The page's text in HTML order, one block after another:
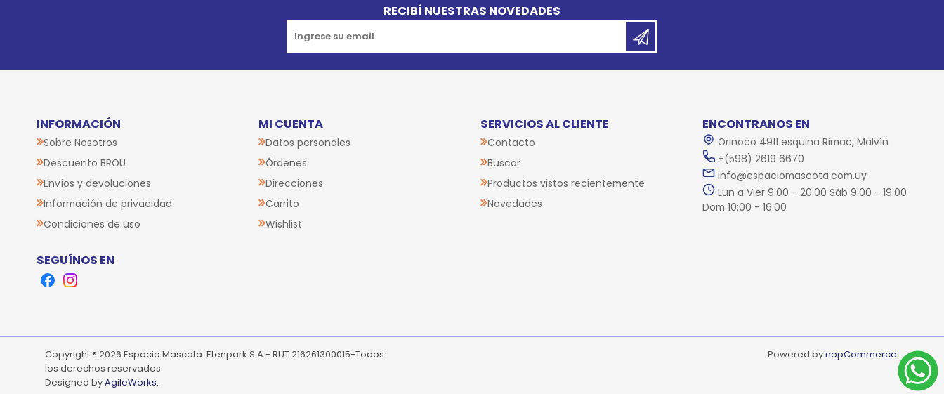
RECIBÍ NUESTRAS NOVEDADES
INFORMACIÓN
Sobre Nosotros
Descuento BROU
Envíos y devoluciones
Información de privacidad
Condiciones de uso
MI CUENTA
Datos personales
Órdenes
Direcciones
Carrito
Wishlist
SERVICIOS AL CLIENTE
Contacto
Buscar
Productos vistos recientemente
Novedades
ENCONTRANOS EN
Orinoco 4911 esquina Rimac, Malvín
+(598) 2619 6670
info@espaciomascota.com.uy
Lun a Vier 9:00 - 20:00 Sáb 9:00 - 19:00
Dom 10:00 - 16:00
SEGUÍNOS EN
FacebookInstagram
Copyright ® 2026 Espacio Mascota. Etenpark S.A.- RUT 216261300015-Todos
los derechos reservados.
Powered bynopCommerce.
Designed byAgileWorks.